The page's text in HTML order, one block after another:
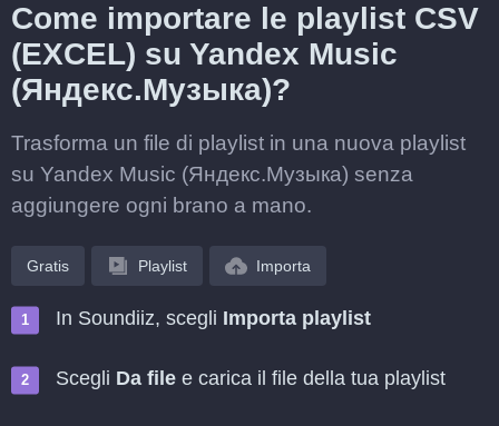
Come importare le playlist CSV
(EXCEL) su Yandex Music
(Яндекс.Музыка)?
Trasforma un file di playlist in una nuova playlist
su Yandex Music (Яндекс.Музыка) senza
aggiungere ogni brano a mano.
Gratis Playlist Importa
In Soundiiz, scegli Importa playlist
Scegli Da file e carica il file della tua playlist